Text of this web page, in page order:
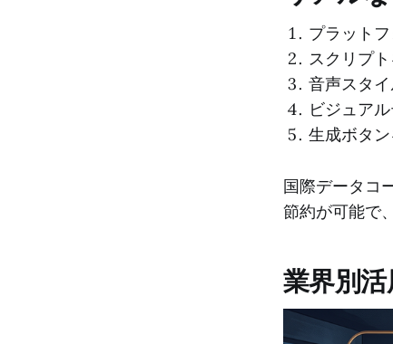
プラット
スクリプ
音声スタ
ビジュア
生成ボタ
国際データコ
節約が可能で
業界別活